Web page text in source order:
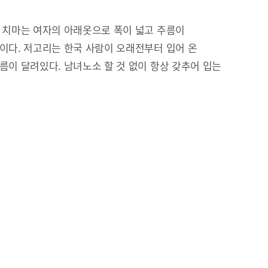
마는 여자의 아래옷으로 폭이 넓고 주름이
다. 저고리는 한국 사람이 오래전부터 입어 온
이 달려있다. 남녀노소 할 것 없이 항상 갖추어 입는